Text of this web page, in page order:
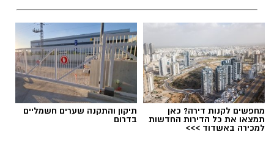
מחפשים לקנות דירה? כאן
תמצאו את כל הדירות החדשות
למכירה באשדוד >>>
תיקון והתקנה שערים חשמליים
בדרום